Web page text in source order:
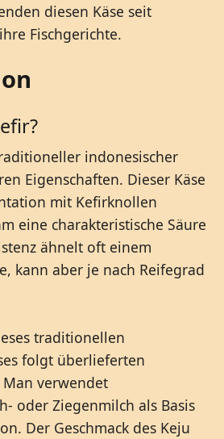
diesen Käse seit
Fischgerichte.
indonesischer
Eigenschaften. Dieser Käse
mit Kefirknollen
eine charakteristische Säure
ähnelt oft einem
kann aber je nach Reifegrad
traditionellen
folgt überlieferten
verwendet
oder Ziegenmilch als Basis
Der Geschmack des Keju